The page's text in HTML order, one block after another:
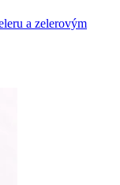
a zelerovým